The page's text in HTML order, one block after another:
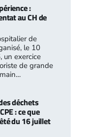
:
au CH de
de
le 10
un exercice
de grande
déchets
: ce que
du 16 juillet